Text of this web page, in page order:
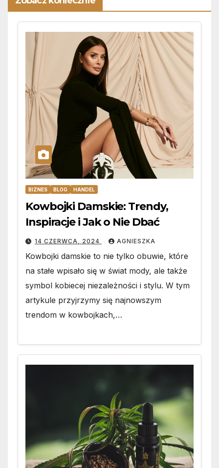
BIZNES BLOG HANDEL
Kowbojki Damskie: Trendy,
Inspiracje i Jak o Nie Dbać
14 CZERWCA, 2024 AGNIESZKA
Kowbojki damskie to nie tylko obuwie, które
na stałe wpisało się w świat mody, ale także
symbol kobiecej niezależności i stylu. W tym
artykule przyjrzymy się najnowszym
trendom w kowbojkach,…